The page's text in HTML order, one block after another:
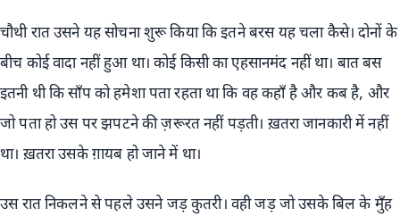
चौथी रात उसने यह सोचना शुरू किया कि इतने बरस यह चला कैसे। दोनों के
बीच कोई वादा नहीं हुआ था। कोई किसी का एहसानमंद नहीं था। बात बस
इतनी थी कि साँप को हमेशा पता रहता था कि वह कहाँ है और कब है, और
जो पता हो उस पर झपटने की ज़रूरत नहीं पड़ती। ख़तरा जानकारी में नहीं
था। ख़तरा उसके ग़ायब हो जाने में था।
उस रात निकलने से पहले उसने जड़ कुतरी। वही जड़ जो उसके बिल के मुँह